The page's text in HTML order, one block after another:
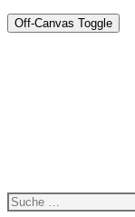
Off-Canvas Toggle